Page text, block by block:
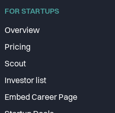
FOR STARTUPS
Overview
Pricing
Scout
Investor list
Embed Career Page